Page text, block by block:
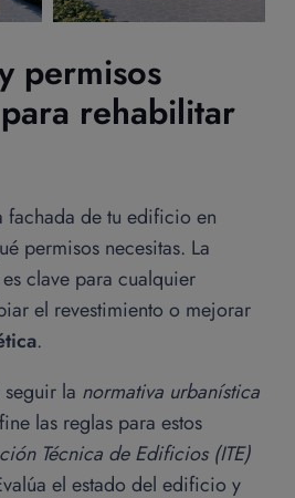
permisos
rehabilitar
fachada de tu edificio en
permisos necesitas. La
clave para cualquier
el revestimiento o mejorar
.
la normativa urbanística
las reglas para estos
Técnica de Edificios (ITE)
el estado del edificio y